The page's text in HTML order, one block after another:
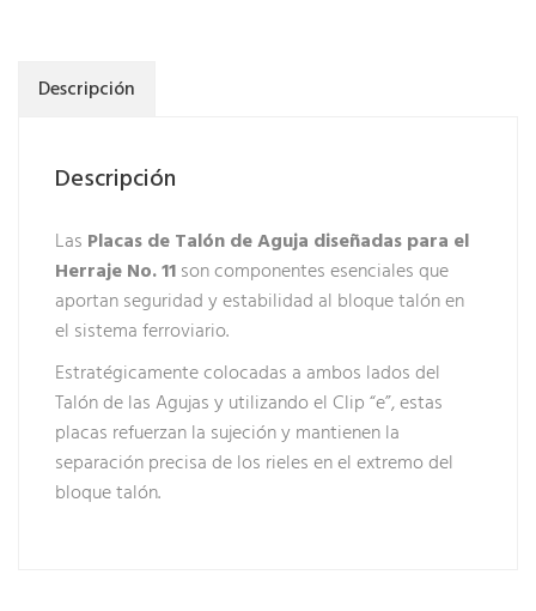
Descripción
Descripción
Las Placas de Talón de Aguja diseñadas para el
Herraje No. 11son componentes esenciales que
aportan seguridad y estabilidad al bloque talón en
el sistema ferroviario.
Estratégicamente colocadas a ambos lados del
Talón de las Agujas y utilizando el Clip “e”, estas
placas refuerzan la sujeción y mantienen la
separación precisa de los rieles en el extremo del
bloque talón.